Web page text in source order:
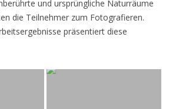
und ursprüngliche Naturräume
die Teilnehmer zum Fotografieren.
präsentiert diese